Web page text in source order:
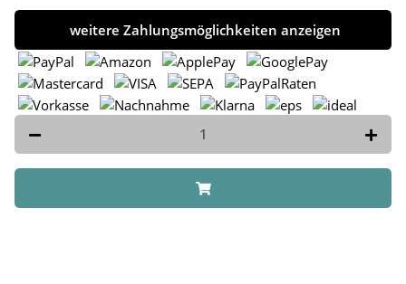
weitere Zahlungsmöglichkeiten anzeigen